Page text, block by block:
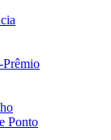
Prêmio
Ponto